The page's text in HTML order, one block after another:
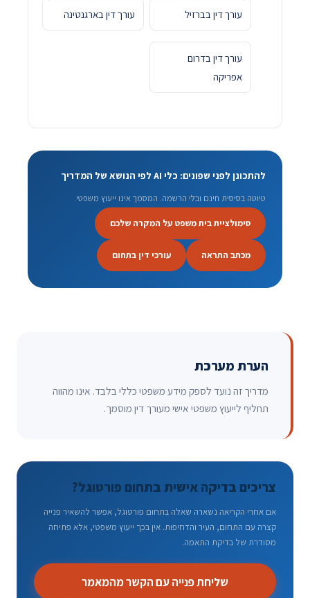
עורך דין בברזיל עורך דין בארגנטינה
עורך דין בדרום
אפריקה
להתכונן לפני שפונים: כלי AI לפי הנושא של המדריך
טיוטה בסיסית חינם ובלי הרשמה. המסמך אינו ייעוץ משפטי.
סימולציית בית משפט על המקרה שלכם
מכתב התראה עורכי דין בתחום
הערת מערכת
מדריך זה נועד לספק מידע משפטי כללי בלבד. אינו מהווה
תחליף לייעוץ משפטי אישי מעורך דין מוסמך.
צריכים בדיקה אישית בתחום פורטוגל?
אם אחרי הקריאה נשארה שאלה בתחום פורטוגל, אפשר להשאיר פנייה
קצרה עם התחום, העיר והדחיפות. אין בכך ייעוץ משפטי, אלא פתיחה
מסודרת של בדיקת התאמה.
שליחת פנייה עם הקשר מהמאמר